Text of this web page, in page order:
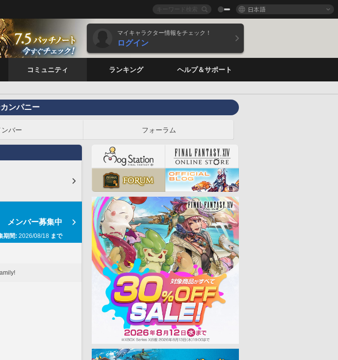
日本語
マイキャラクター情報をチェック！
ログイン
コミュニティ ランキング ヘルプ＆サポート
ンパニー
ンバー フォーラム
メンバー募集中
期間: 2026/08/18 まで